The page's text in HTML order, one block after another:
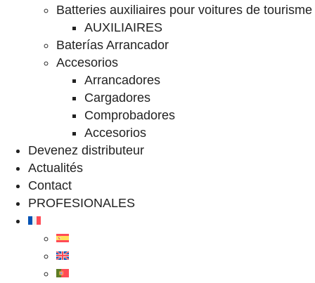
Batteries auxiliaires pour voitures de tourisme
AUXILIAIRES
Baterías Arrancador
Accesorios
Arrancadores
Cargadores
Comprobadores
Accesorios
Devenez distributeur
Actualités
Contact
PROFESIONALES